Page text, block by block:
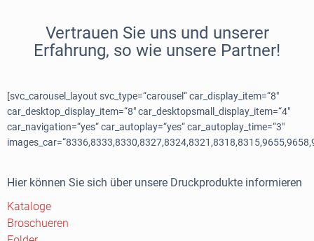
Vertrauen Sie uns und unserer
Erfahrung, so wie unsere Partner!
[svc_carousel_layout svc_type=“carousel“ car_display_item=“8″
car_desktop_display_item=“8″ car_desktopsmall_display_item=“4″
car_navigation=“yes“ car_autoplay=“yes“ car_autoplay_time=“3″
Hier können Sie sich über unsere Druckprodukte informieren
Kataloge
Broschueren